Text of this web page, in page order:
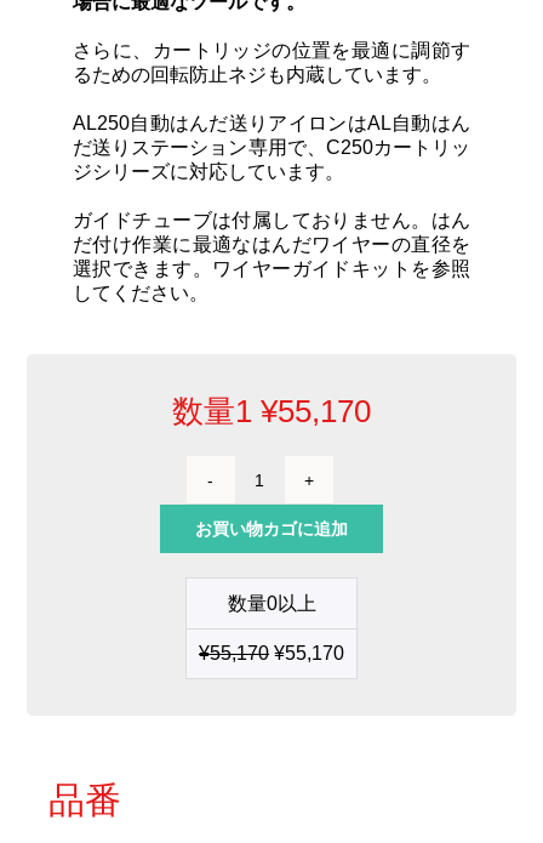
さらに、カートリッジの位置を最適に調節す
るための回転防止ネジも内蔵しています。
AL250自動はんだ送りアイロンはAL自動はん
だ送りステーション専用で、C250カートリッ
ジシリーズに対応しています。
ガイドチューブは付属しておりません。はん
だ付け作業に最適なはんだワイヤーの直径を
選択できます。ワイヤーガイドキットを参照
してください。
数量1 ¥55,170
自
は
送
り
ア
イ
お買い物カゴに追加
数量0以上
¥55,170 ¥55,170
品番